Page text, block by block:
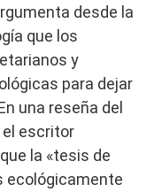
desde la
que los
y
para dejar
una reseña del
el escritor
la «tesis de
ecológicamente